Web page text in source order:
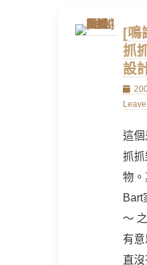
[鳴
抓
設
on
這個
抓
物
Bart
～
有
直